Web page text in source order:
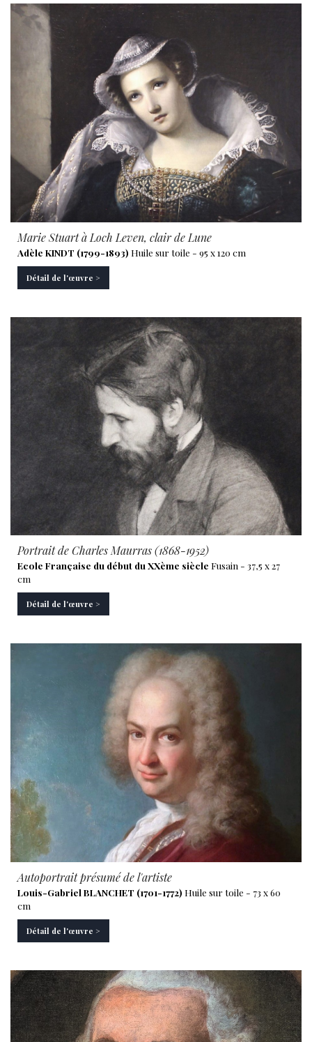
Marie Stuart à Loch Leven, clair de Lune
Adèle KINDT (1799-1893) Huile sur toile - 95 x 120 cm
Détail de l'œuvre >
Portrait de Charles Maurras (1868-1952)
Ecole Française du début du XXème siècle Fusain - 37,5 x 27
cm
Détail de l'œuvre >
Autoportrait présumé de l'artiste
Louis-Gabriel BLANCHET (1701-1772) Huile sur toile - 73 x 60
cm
Détail de l'œuvre >